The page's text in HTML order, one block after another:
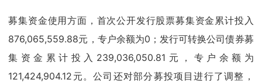
募集资金使用方面，首次公开发行股票募集资金累计投入
876,065,559.88元，专户余额为0；发行可转换公司债券募
集资金累计投入239,036,050.81元，专户余额为
121,424,904.12元。公司还对部分募投项目进行了调整，